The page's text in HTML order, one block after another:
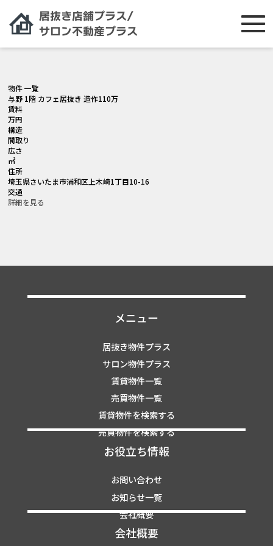
物件 一覧
与野 1階 カフェ居抜き 造作110万
賃料
万円
構造
間取り
広さ
㎡
住所
埼玉県さいたま市浦和区上木崎1丁目10-16
交通
詳細を見る
メニュー
居抜き物件プラス
サロン物件プラス
賃貸物件一覧
売買物件一覧
賃貸物件を検索する
売買物件を検索する
お役立ち情報
お問い合わせ
お知らせ一覧
会社概要
会社概要